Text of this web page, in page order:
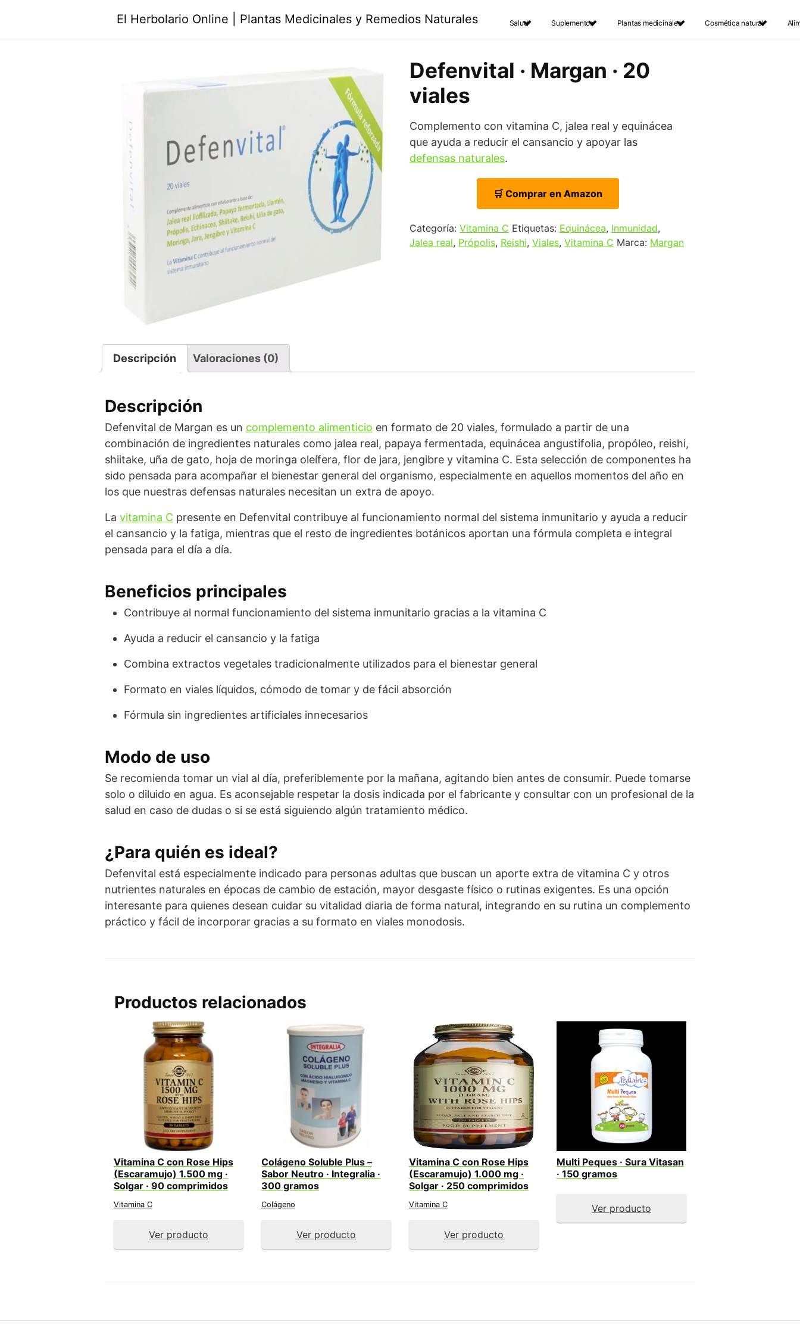
El Herbolario Online | Plantas Medicinales y Remedios Naturales Salud Suplementos Plantas medicinales Cosmética natural
Defenvital · Margan · 20
viales
Complemento con vitamina C, jalea real y equinácea
que ayuda a reducir el cansancio y apoyar las
defensas naturales.
🛒 Comprar en Amazon
Categoría: Vitamina C Etiquetas: Equinácea, Inmunidad,
Jalea real, Própolis, Reishi, Viales, Vitamina C Marca: Margan
Descripción Valoraciones (0)
Descripción
Defenvital de Margan es un complemento alimenticio en formato de 20 viales, formulado a partir de una
combinación de ingredientes naturales como jalea real, papaya fermentada, equinácea angustifolia, propóleo, reishi,
shiitake, uña de gato, hoja de moringa oleífera, flor de jara, jengibre y vitamina C. Esta selección de componentes ha
sido pensada para acompañar el bienestar general del organismo, especialmente en aquellos momentos del año en
los que nuestras defensas naturales necesitan un extra de apoyo.
La vitamina C presente en Defenvital contribuye al funcionamiento normal del sistema inmunitario y ayuda a reducir
el cansancio y la fatiga, mientras que el resto de ingredientes botánicos aportan una fórmula completa e integral
pensada para el día a día.
Beneficios principales
Contribuye al normal funcionamiento del sistema inmunitario gracias a la vitamina C
Ayuda a reducir el cansancio y la fatiga
Combina extractos vegetales tradicionalmente utilizados para el bienestar general
Formato en viales líquidos, cómodo de tomar y de fácil absorción
Fórmula sin ingredientes artificiales innecesarios
Modo de uso
Se recomienda tomar un vial al día, preferiblemente por la mañana, agitando bien antes de consumir. Puede tomarse
solo o diluido en agua. Es aconsejable respetar la dosis indicada por el fabricante y consultar con un profesional de la
salud en caso de dudas o si se está siguiendo algún tratamiento médico.
¿Para quién es ideal?
Defenvital está especialmente indicado para personas adultas que buscan un aporte extra de vitamina C y otros
nutrientes naturales en épocas de cambio de estación, mayor desgaste físico o rutinas exigentes. Es una opción
interesante para quienes desean cuidar su vitalidad diaria de forma natural, integrando en su rutina un complemento
práctico y fácil de incorporar gracias a su formato en viales monodosis.
Productos relacionados
Vitamina C con Rose Hips
(Escaramujo) 1.500 mg ·
Solgar · 90 comprimidos
Vitamina C
Ver producto
Colágeno Soluble Plus –
Sabor Neutro · Integralia ·
300 gramos
Colágeno
Ver producto
Vitamina C con Rose Hips
(Escaramujo) 1.000 mg ·
Solgar · 250 comprimidos
Vitamina C
Ver producto
Multi Peques · Sura Vitasan
· 150 gramos
Ver producto